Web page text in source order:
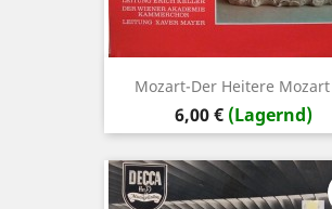
Mozart-Der Heitere Mozart
Preis
6,00 € (Lagernd)